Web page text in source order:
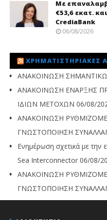
Με
€53,6 εκατ.
CrediaBank
06/08/2026
ΧΡΗΜΑΤΙΣΤΗΡΙΑΚΈΣ
ΑΝΑΚΟΙΝΩΣΗ
ΑΝΑΚΟΙΝΩΣΗ ΕΝΑΡΞΗΣ
ΙΔΙΩΝ ΜΕΤΟΧΩΝ 06/08/
ΑΝΑΚΟΙΝΩΣΗ
ΓΝΩΣΤΟΠΟΙΗΣΗ
Ενημέρωση σχετικά με την
Sea Interconnector 06/08/
ΑΝΑΚΟΙΝΩΣΗ
ΓΝΩΣΤΟΠΟΙΗΣΗ